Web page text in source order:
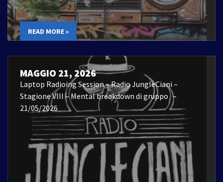
READ MORE »
MAGGIO 21, 2026
Laptop Radioing Session – Radio JungleCiani –
Stagione VIII – Mental breakdown di gruppo –
21/05/2026